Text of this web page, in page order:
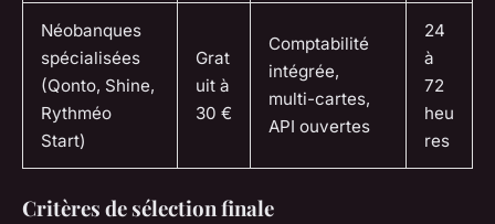
Néobanques
spécialisées
(Qonto, Shine,
Rythméo
Start)
Grat
uit à
30 €
Comptabilité
intégrée,
multi-cartes,
API ouvertes
24
à
72
heu
res
Critères de sélection finale